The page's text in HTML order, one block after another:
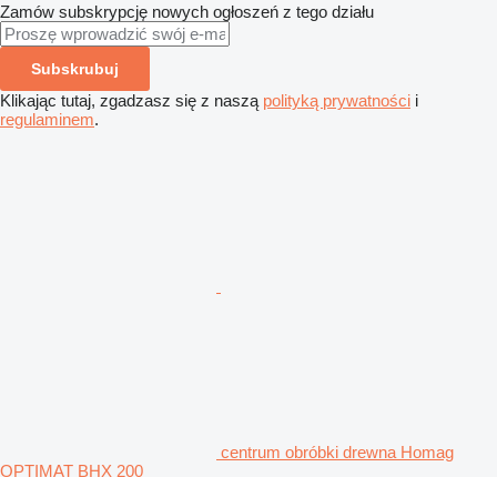
Zamów subskrypcję nowych ogłoszeń z tego działu
Subskrubuj
Klikając tutaj, zgadzasz się z naszą polityką prywatności i
regulaminem.
centrum obróbki drewna Homag
OPTIMAT BHX 200